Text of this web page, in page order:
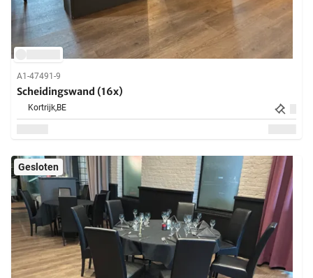
A1-47491-9
Scheidingswand (16x)
Kortrijk,BE
Gesloten